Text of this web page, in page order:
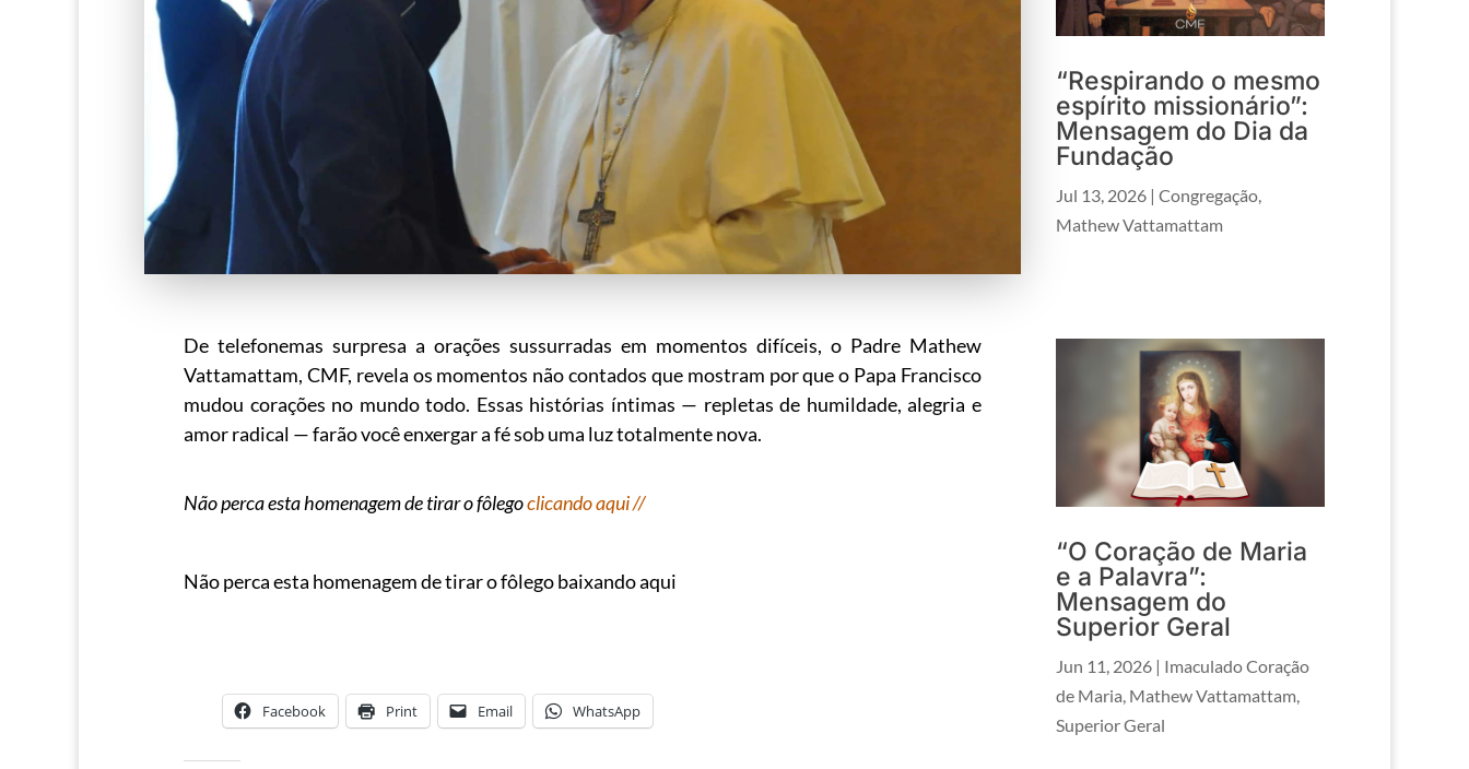
De telefonemas surpresa a orações sussurradas em momentos difíceis, o Padre Mathew
Vattamattam, CMF, revela os momentos não contados que mostram por que o Papa Francisco
mudou corações no mundo todo. Essas histórias íntimas — repletas de humildade, alegria e
amor radical — farão você enxergar a fé sob uma luz totalmente nova.
Não perca esta homenagem de tirar o fôlegoclicando aqui //
Não perca esta homenagem de tirar o fôlego baixando aqui
Facebook Print Email WhatsApp
“Respirando o mesmo
espírito missionário”:
Mensagem do Dia da
Fundação
Jul 13, 2026 |Congregação,
Mathew Vattamattam
“O Coração de Maria
e a Palavra”:
Mensagem do
Superior Geral
Jun 11, 2026 | Imaculado Coração
de Maria Mathew Vattamattam
Superior Geral